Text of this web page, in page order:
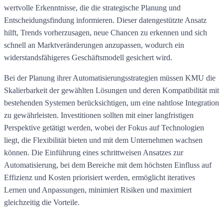
wertvolle Erkenntnisse, die die strategische Planung und
Entscheidungsfindung informieren. Dieser datengestützte Ansatz
hilft, Trends vorherzusagen, neue Chancen zu erkennen und sich
schnell an Marktveränderungen anzupassen, wodurch ein
widerstandsfähigeres Geschäftsmodell gesichert wird.
Bei der Planung ihrer Automatisierungsstrategien müssen KMU die
Skalierbarkeit der gewählten Lösungen und deren Kompatibilität mit
bestehenden Systemen berücksichtigen, um eine nahtlose Integration
zu gewährleisten. Investitionen sollten mit einer langfristigen
Perspektive getätigt werden, wobei der Fokus auf Technologien
liegt, die Flexibilität bieten und mit dem Unternehmen wachsen
können. Die Einführung eines schrittweisen Ansatzes zur
Automatisierung, bei dem Bereiche mit dem höchsten Einfluss auf
Effizienz und Kosten priorisiert werden, ermöglicht iteratives
Lernen und Anpassungen, minimiert Risiken und maximiert
gleichzeitig die Vorteile.